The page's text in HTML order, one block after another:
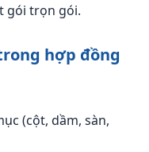
gói trọn gói.
hợp đồng
(cột, dầm, sàn,